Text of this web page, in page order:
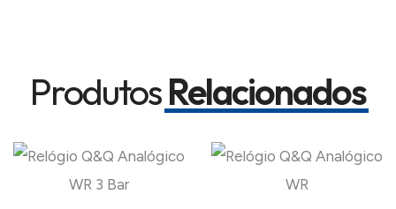
ProdutosRelacionados